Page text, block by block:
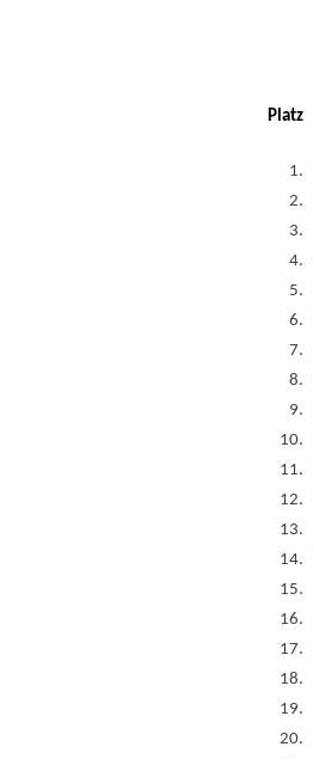
Platz
1.
2.
3.
4.
5.
6.
7.
8.
9.
10.
11.
12.
13.
14.
15.
16.
17.
18.
19.
20.